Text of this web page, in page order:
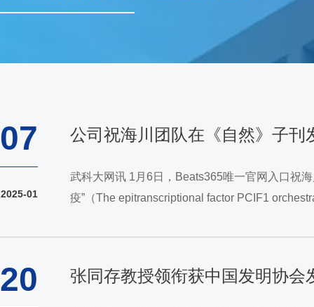
07
2025-01
公司祝海川团队在《自然》子刊
武科大网讯 1月6日，Beats365唯一官网入口祝
疫”（The epitranscriptional factor PCIF1
20 张同存教授领衔获中国发明协会